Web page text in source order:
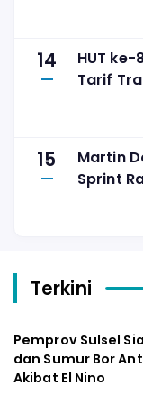
14
HUT ke-
Tarif
15
Martin
Sprint
Terkini
Pemprov Sulsel
dan Sumur Bor
Akibat El Nino